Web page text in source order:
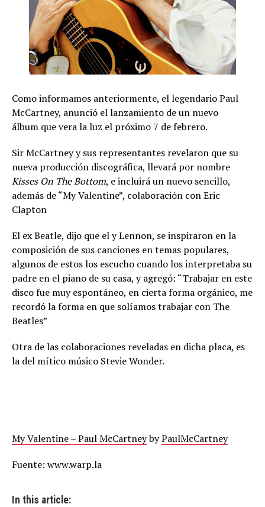
Como informamos anteriormente, el legendario Paul
McCartney, anunció el lanzamiento de un nuevo
álbum que vera la luz el próximo 7 de febrero.
Sir McCartney y sus representantes revelaron que su
nueva producción discográfica, llevará por nombre
Kisses On The Bottom, e incluirá un nuevo sencillo,
además de “My Valentine”, colaboración con Eric
Clapton
El ex Beatle, dijo que el y Lennon, se inspiraron en la
composición de sus canciones en temas populares,
algunos de estos los escucho cuando los interpretaba su
padre en el piano de su casa, y agregó: “Trabajar en este
disco fue muy espontáneo, en cierta forma orgánico, me
recordó la forma en que solíamos trabajar con The
Beatles”
Otra de las colaboraciones reveladas en dicha placa, es
la del mítico músico Stevie Wonder.
My Valentine – Paul McCartneybyPaulMcCartney
Fuente: www.warp.la
In this article: